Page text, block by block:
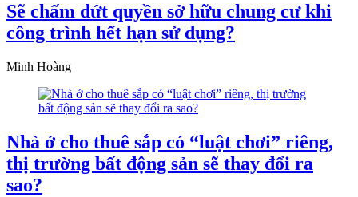
Sẽ chấm dứt quyền sở hữu chung cư khi
công trình hết hạn sử dụng?
Minh Hoàng
Nhà ở cho thuê sắp có “luật chơi” riêng,
thị trường bất động sản sẽ thay đổi ra
sao?